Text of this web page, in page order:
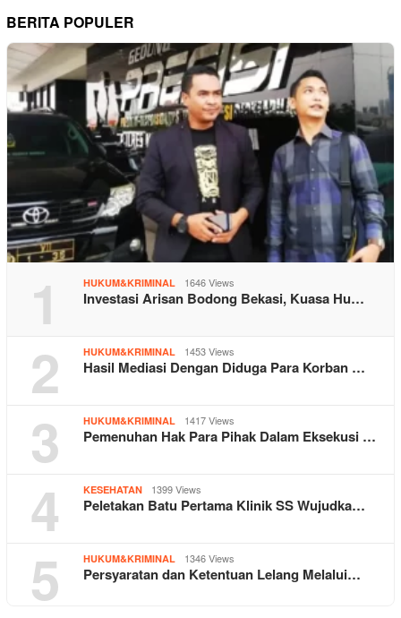
BERITA POPULER
1 HUKUM&KRIMINAL 1646 Views
Investasi Arisan Bodong Bekasi, Kuasa Hu…
2 HUKUM&KRIMINAL 1453 Views
Hasil Mediasi Dengan Diduga Para Korban …
3 HUKUM&KRIMINAL 1417 Views
Pemenuhan Hak Para Pihak Dalam Eksekusi …
4 KESEHATAN 1399 Views
Peletakan Batu Pertama Klinik SS Wujudka…
5 HUKUM&KRIMINAL 1346 Views
Persyaratan dan Ketentuan Lelang Melalui…